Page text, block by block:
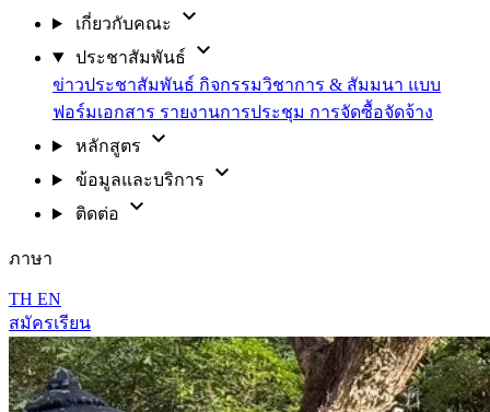
เกี่ยวกับคณะ
expand_more
ประชาสัมพันธ์ expand_more
ข่าวประชาสัมพันธ์ กิจกรรมวิชาการ & สัมมนา แบบ
ฟอร์มเอกสาร รายงานการประชุม การจัดซื้อจัดจ้าง
หลักสูตร
expand_more
ข้อมูลและบริการ expand_more
ติดต่อ expand_more
ภาษา
TH EN
สมัครเรียน